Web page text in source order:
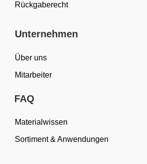
Rückgaberecht
Unternehmen
Über uns
Mitarbeiter
FAQ
Materialwissen
Sortiment & Anwendungen